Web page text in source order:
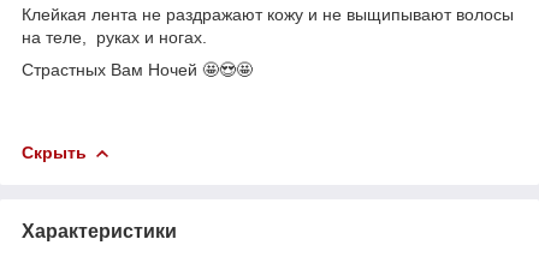
Клейкая лента не раздражают кожу и не выщипывают волосы
на теле, руках и ногах.
Страстных Вам Ночей 🤩😍🤩
Скрыть
Характеристики